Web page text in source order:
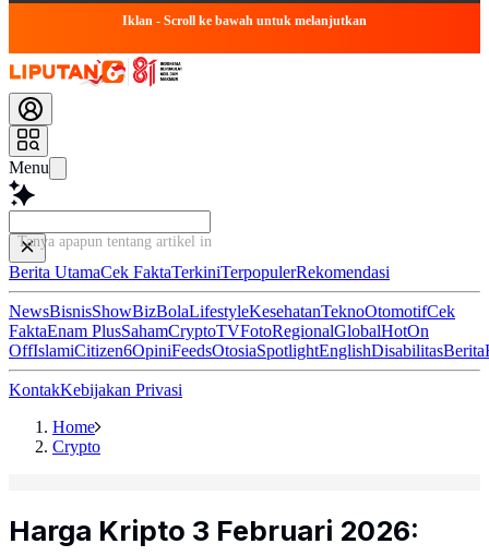
Iklan - Scroll ke bawah untuk melanjutkan
Menu
Tanya apapun tentang artikel ini...
Berita UtamaCek FaktaTerkiniTerpopulerRekomendasi
NewsBisnisShowBizBolaLifestyleKesehatanTeknoOtomotifCek
FaktaEnam PlusSahamCryptoTVFotoRegionalGlobalHotOn
OffIslamiCitizen6OpiniFeedsOtosiaSpotlightEnglishDisabilitasBerita
KontakKebijakan Privasi
Home
Crypto
Harga Kripto 3 Februari 2026: